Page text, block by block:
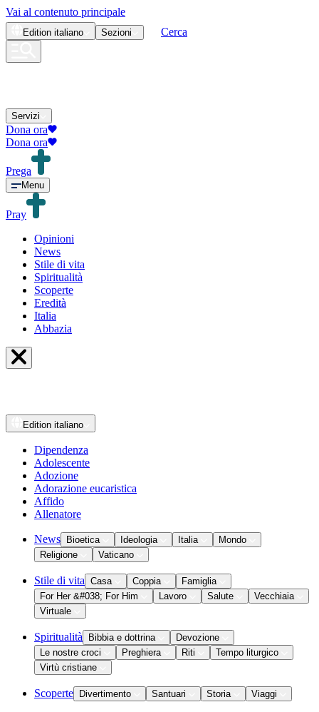
Vai al contenuto principale
Edition italiano Sezioni Cerca
Servizi
Dona ora
Dona ora
Prega
Menu
Pray
Opinioni
News
Stile di vita
Spiritualità
Scoperte
Eredità
Italia
Abbazia
Edition italiano
Dipendenza
Adolescente
Adozione
Adorazione eucaristica
Affido
Allenatore
News Bioetica Ideologia Italia
Mondo
Religione
Vaticano
Stile di vita Casa Coppia
Famiglia
For Her &#038; For Him
Lavoro Salute
Vecchiaia
Virtuale
Spiritualità Bibbia e dottrina
Devozione
Le nostre croci
Preghiera Riti
Tempo liturgico
Virtù cristiane
Scoperte Divertimento Santuari Storia Viaggi